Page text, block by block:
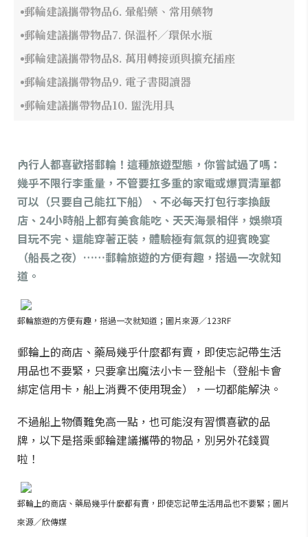
郵輪建議攜帶物品6. 暈船藥、常用藥物
郵輪建議攜帶物品7. 保溫杯／環保水瓶
郵輪建議攜帶物品8. 萬用轉接頭與擴充插座
郵輪建議攜帶物品9. 電子書閱讀器
郵輪建議攜帶物品10. 盥洗用具
內行人都喜歡搭郵輪！這種旅遊型態，你嘗試過了嗎：
幾乎不限行李重量，不管要扛多重的家電或爆買清單都
可以（只要自己能扛下船）、不必每天打包行李換飯
店、24小時船上都有美食能吃、天天海景相伴，娛樂項
目玩不完、還能穿著正裝，體驗極有氣氛的迎賓晚宴
（船長之夜）……郵輪旅遊的方便有趣，搭過一次就知
道。
郵輪旅遊的方便有趣，搭過一次就知道；圖片來源／123RF
郵輪上的商店、藥局幾乎什麼都有賣，即使忘記帶生活
用品也不要緊，只要拿出魔法小卡－登船卡（登船卡會
綁定信用卡，船上消費不使用現金），一切都能解決。
不過船上物價難免高一點，也可能沒有習慣喜歡的品
牌，以下是搭乘郵輪建議攜帶的物品，別另外花錢買
啦！
郵輪上的商店、藥局幾乎什麼都有賣，即使忘記帶生活用品也不要緊；圖片
來源／欣傳媒